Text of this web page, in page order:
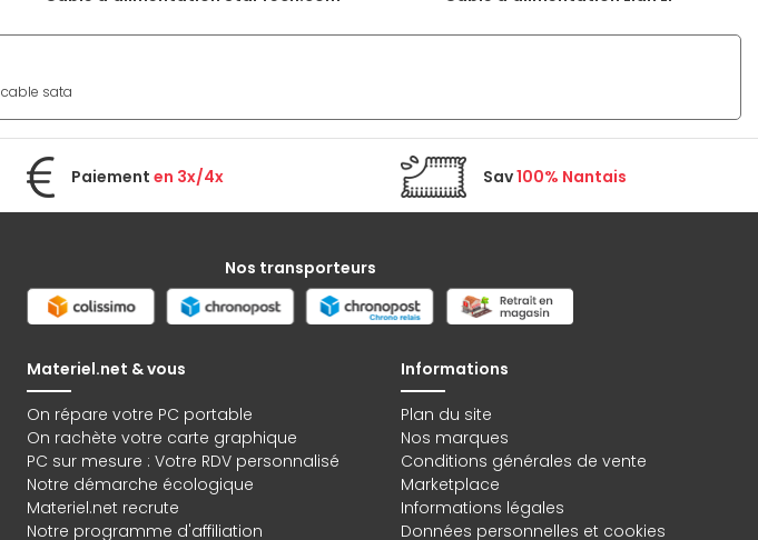
cable sata
Paiement en 3x/4x Sav100% Nantais
Nos transporteurs
Materiel.net & vous
On répare votre PC portable
On rachète votre carte graphique
PC sur mesure : Votre RDV personnalisé
Notre démarche écologique
Materiel.net recrute
Notre programme d'affiliation
Informations
Plan du site
Nos marques
Conditions générales de vente
Marketplace
Informations légales
Données personnelles et cookies